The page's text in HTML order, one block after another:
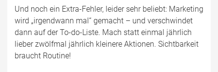
Und noch ein Extra-Fehler, leider sehr beliebt: Marketing
wird „irgendwann mal“ gemacht – und verschwindet
dann auf der To-do-Liste. Mach statt einmal jährlich
lieber zwölfmal jährlich kleinere Aktionen. Sichtbarkeit
braucht Routine!